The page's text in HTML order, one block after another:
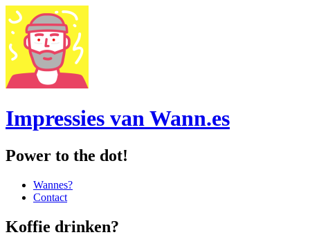
Impressies van Wann.es
Power to the dot!
Menu
Skip
Wannes?
Contact
Sidebar
Koffie drinken?